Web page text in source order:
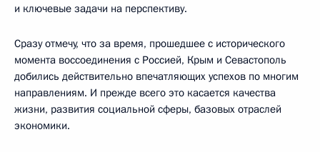
и ключевые задачи на перспективу.
Сразу отмечу, что за время, прошедшее с исторического
момента воссоединения с Россией, Крым и Севастополь
добились действительно впечатляющих успехов по многим
направлениям. И прежде всего это касается качества
жизни, развития социальной сферы, базовых отраслей
экономики.